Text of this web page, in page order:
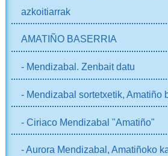
azkoitiarrak
AMATIÑO BASERRIA
- Mendizabal. Zenbait datu
- Mendizabal sortetxetik, Amatiño
- Ciriaco Mendizabal "Amatiño"
- Aurora Mendizabal, Amatiñoko